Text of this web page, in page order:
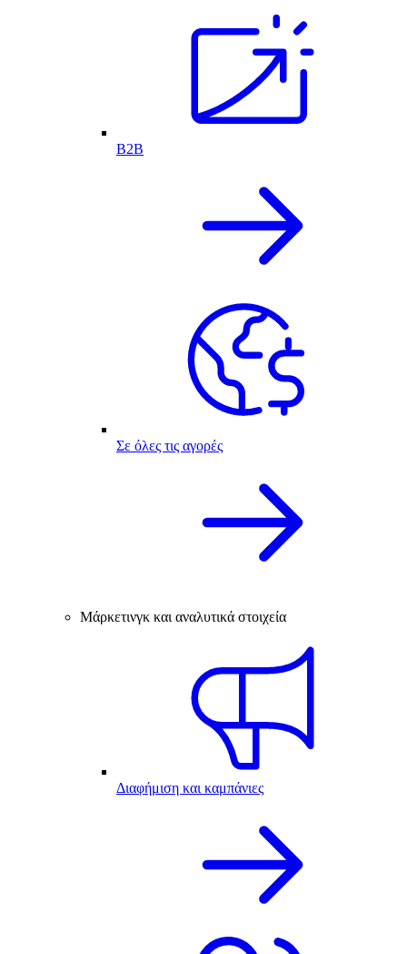
B2B
Σε όλες τις αγορές
Μάρκετινγκ και αναλυτικά στοιχεία
Διαφήμιση και καμπάνιες